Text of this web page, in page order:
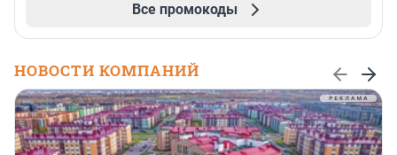
Все промокоды
НОВОСТИ КОМПАНИЙ